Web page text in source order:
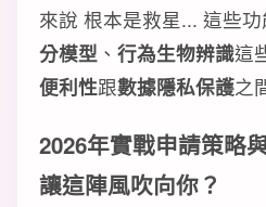
來說 根本是救星... 這些
分模型 、 行為生物辨識這
便利性跟數據隱私保護之
2026年實戰申請策略
讓這陣風吹向你？